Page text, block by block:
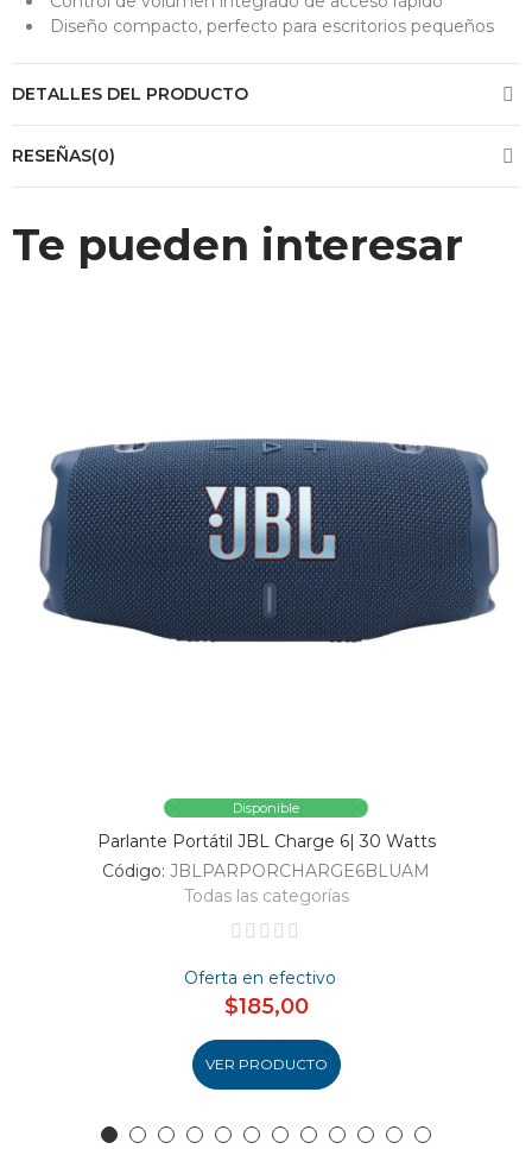
Diseño compacto, perfecto para escritorios pequeños
DETALLES DEL PRODUCTO
RESEÑAS(0)
Te pueden interesar
Disponible
Parlante Portátil JBL Charge 6| 30 Watts
Código: JBLPARPORCHARGE6BLUAM
Todas las categorías
Oferta en efectivo
$185,00
VER PRODUCTO